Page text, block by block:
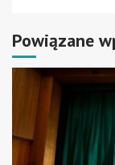
Powiązane